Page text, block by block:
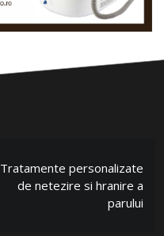
Tratamente personalizate
de netezire si hranire a
parului